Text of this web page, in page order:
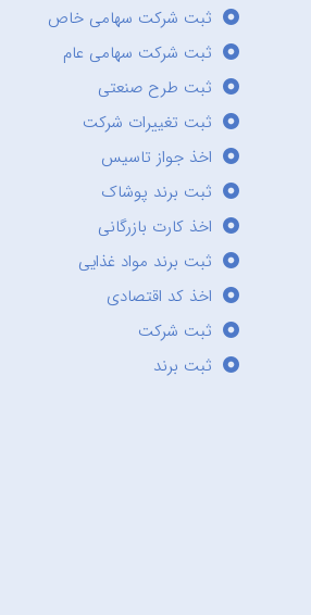
ثبت شرکت سهامی خاص
ثبت شرکت سهامی عام
ثبت طرح صنعتی
ثبت تغییرات شرکت
اخذ جواز تاسیس
ثبت برند پوشاک
اخذ کارت بازرگانی
ثبت برند مواد غذایی
اخذ کد اقتصادی
ثبت شرکت
ثبت برند